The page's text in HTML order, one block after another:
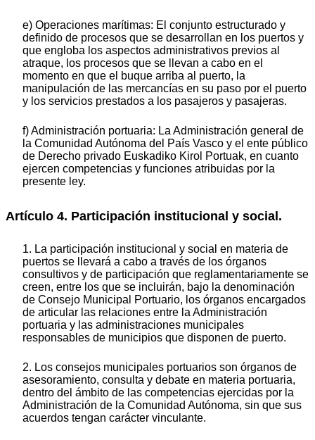
e) Operaciones marítimas: El conjunto estructurado y
definido de procesos que se desarrollan en los puertos y
que engloba los aspectos administrativos previos al
atraque, los procesos que se llevan a cabo en el
momento en que el buque arriba al puerto, la
manipulación de las mercancías en su paso por el puerto
y los servicios prestados a los pasajeros y pasajeras.
f) Administración portuaria: La Administración general de
la Comunidad Autónoma del País Vasco y el ente público
de Derecho privado Euskadiko Kirol Portuak, en cuanto
ejercen competencias y funciones atribuidas por la
presente ley.
Artículo 4. Participación institucional y social.
1. La participación institucional y social en materia de
puertos se llevará a cabo a través de los órganos
consultivos y de participación que reglamentariamente se
creen, entre los que se incluirán, bajo la denominación
de Consejo Municipal Portuario, los órganos encargados
de articular las relaciones entre la Administración
portuaria y las administraciones municipales
responsables de municipios que disponen de puerto.
2. Los consejos municipales portuarios son órganos de
asesoramiento, consulta y debate en materia portuaria,
dentro del ámbito de las competencias ejercidas por la
Administración de la Comunidad Autónoma, sin que sus
acuerdos tengan carácter vinculante.